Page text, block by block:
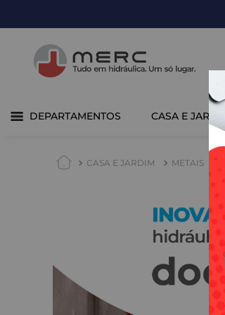
DEPARTAMENTOS CASA E JARDIM
CASA E JARDIM METAIS